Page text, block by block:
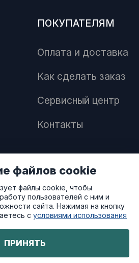
ПОКУПАТЕЛЯМ
Оплата и доставка
Как сделать заказ
Сервисный центр
Контакты
с нами
файлов cookie
файлы cookie, чтобы
пользователей с ним и
сайта. Нажимая на кнопку
сусловиями использования
ПРИНЯТЬ